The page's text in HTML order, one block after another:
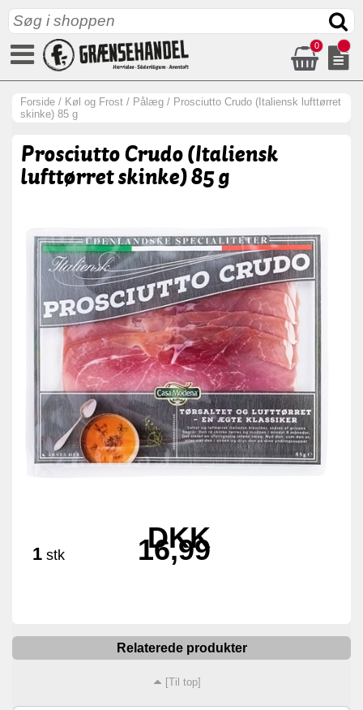
0
Forside / Køl og Frost / Pålæg / Prosciutto Crudo (Italiensk lufttørret
skinke) 85 g
Prosciutto Crudo (Italiensk
lufttørret skinke) 85 g
1 stk
DKK
16,99
Relaterede produkter
[Til top]